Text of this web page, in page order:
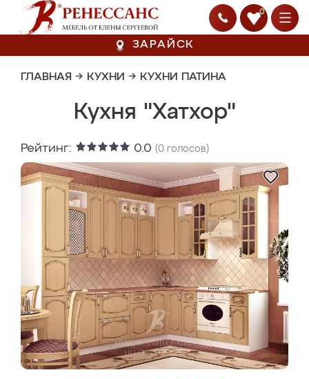
0
ЗАРАЙСК
ГЛАВНАЯ → КУХНИ → КУХНИ ПАТИНА
Кухня "Хатхор"
Рейтинг: 0.0 (0 голосов)